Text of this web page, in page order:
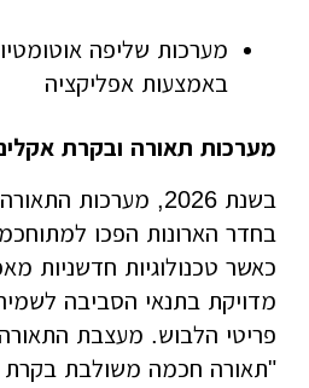
מערכות שליפה
באמצעות אפליקציה
מערכות תאורה ובקרת
בשנת 2026, מערכות
בחדר הארונות הפכו
כאשר טכנולוגיות חדשניות
מדויקת בתנאי הסביבה
פריטי הלבוש. מעצבת
"תאורה חכמה משולבת בקרת